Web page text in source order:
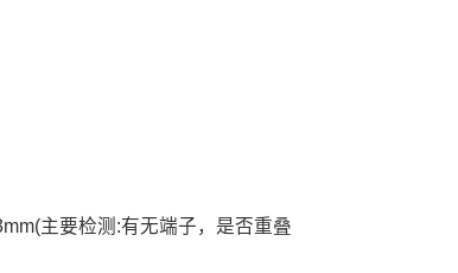
主要检测:有无端子，是否重叠